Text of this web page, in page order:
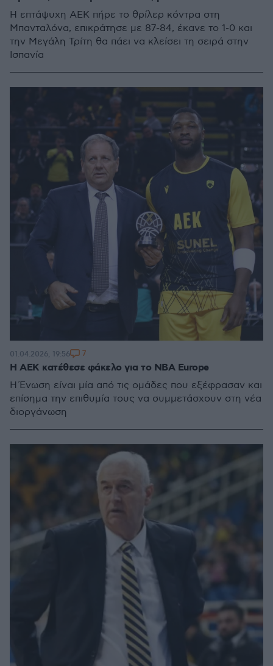
Η επτάψυχη ΑΕΚ πήρε το θρίλερ κόντρα στη
Μπανταλόνα, επικράτησε με 87-84, έκανε το 1-0 και
την Μεγάλη Τρίτη θα πάει να κλείσει τη σειρά στην
Ισπανία
Η ΑΕΚ κατέθεσε φάκελο για το NBA Europe
Η Ένωση είναι μία από τις ομάδες που εξέφρασαν και
επίσημα την επιθυμία τους να συμμετάσχουν στη νέα
διοργάνωση
01.04.2026, 19:56 7